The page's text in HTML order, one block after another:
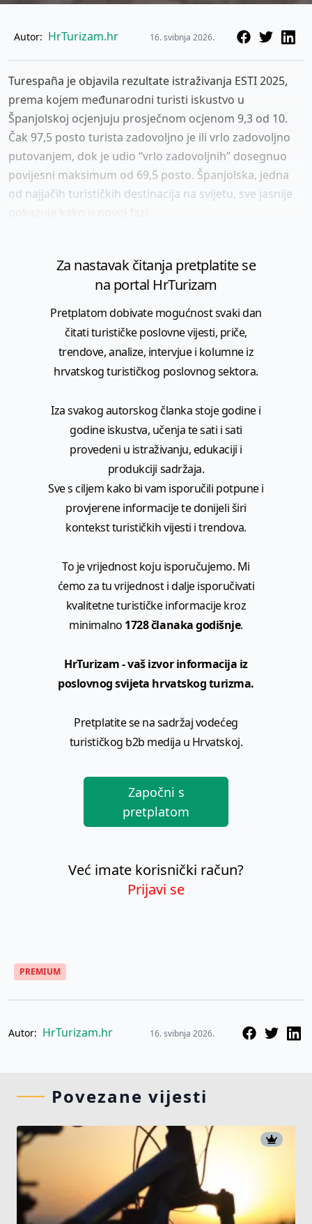
Autor: HrTurizam.hr 16. svibnja 2026.
Turespaña je objavila rezultate istraživanja ESTI 2025,
prema kojem međunarodni turisti iskustvo u
Španjolskoj ocjenjuju prosječnom ocjenom 9,3 od 10.
Čak 97,5 posto turista zadovoljno je ili vrlo zadovoljno
putovanjem, dok je udio “vrlo zadovoljnih” dosegnuo
povijesni maksimum od 69,5 posto. Španjolska, jedna
od najjačih turističkih destinacija na svijetu, sve jasnije
Za nastavak čitanja pretplatite se
na portal HrTurizam
Pretplatom dobivate mogućnost svaki dan
čitati turističke poslovne vijesti, priče,
trendove, analize, intervjue i kolumne iz
hrvatskog turističkog poslovnog sektora.
Iza svakog autorskog članka stoje godine i
godine iskustva, učenja te sati i sati
provedeni u istraživanju, edukaciji i
produkciji sadržaja.
Sve s ciljem kako bi vam isporučili potpune i
provjerene informacije te donijeli širi
kontekst turističkih vijesti i trendova.
To je vrijednost koju isporučujemo. Mi
ćemo za tu vrijednost i dalje isporučivati
kvalitetne turističke informacije kroz
minimalno 1728 članaka godišnje.
HrTurizam - vaš izvor informacija iz
poslovnog svijeta hrvatskog turizma.
Pretplatite se na sadržaj vodećeg
turističkog b2b medija u Hrvatskoj.
Započni s
pretplatom
Već imate korisnički račun?
Prijavi se
PREMIUM
Autor: HrTurizam.hr 16. svibnja 2026.
Povezane vijesti